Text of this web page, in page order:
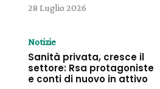
28 Luglio 2026
Notizie
Sanità privata, cresce il
settore: Rsa protagoniste
e conti di nuovo in attivo